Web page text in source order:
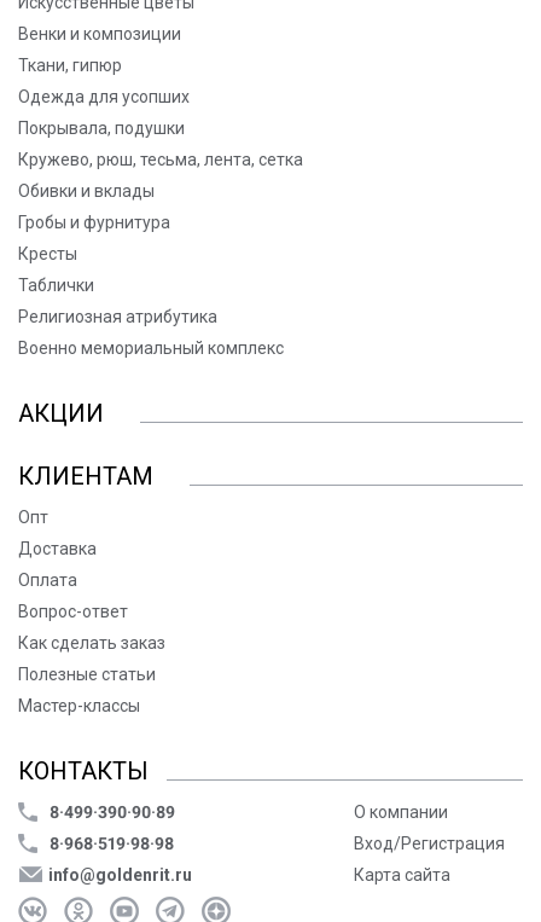
Венки и композиции
Ткани, гипюр
Одежда для усопших
Покрывала, подушки
Кружево, рюш, тесьма, лента, сетка
Обивки и вклады
Гробы и фурнитура
Кресты
Таблички
Религиозная атрибутика
Военно мемориальный комплекс
АКЦИИ
КЛИЕНТАМ
Опт
Доставка
Оплата
Вопрос-ответ
Как сделать заказ
Полезные статьи
Мастер-классы
КОНТАКТЫ
8·499·390·90·89
8·968·519·98·98
info@goldenrit.ru
О компании
Вход/Регистрация
Карта сайта